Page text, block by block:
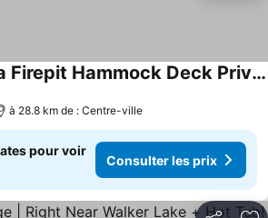
Seven Mtn Vista Firepit Hammock Deck Private
à 28.8 km de : Centre-ville
pour voir
Consulter les prix